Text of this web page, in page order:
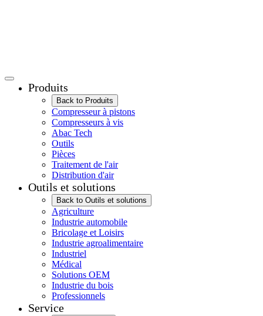
Produits
Back to Produits
Compresseur à pistons
Compresseurs à vis
Abac Tech
Outils
Pièces
Traitement de l'air
Distribution d'air
Outils et solutions
Back to Outils et solutions
Agriculture
Industrie automobile
Bricolage et Loisirs
Industrie agroalimentaire
Industriel
Médical
Solutions OEM
Industrie du bois
Professionnels
Service